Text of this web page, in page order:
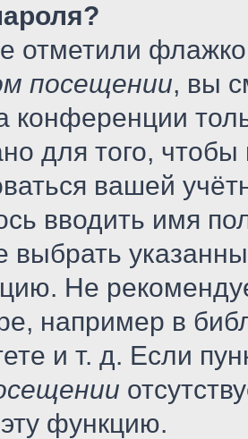
отметили
посещении, вы
конференции
для того, чтобы
вашей
вводить имя
выбрать
Не
например в
и т. д. Если
функцию.